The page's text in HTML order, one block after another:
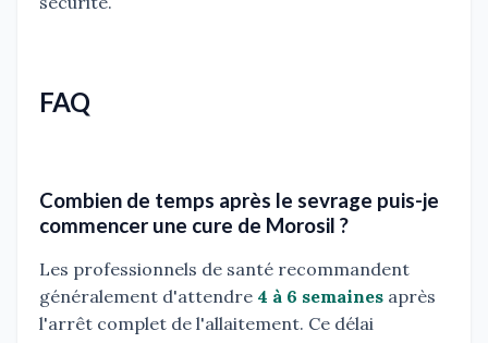
FAQ
Combien de temps après le sevrage puis-je
commencer une cure de Morosil ?
Les professionnels de santé recommandent
généralement d'attendre 4 à 6 semaines après
l'arrêt complet de l'allaitement. Ce délai